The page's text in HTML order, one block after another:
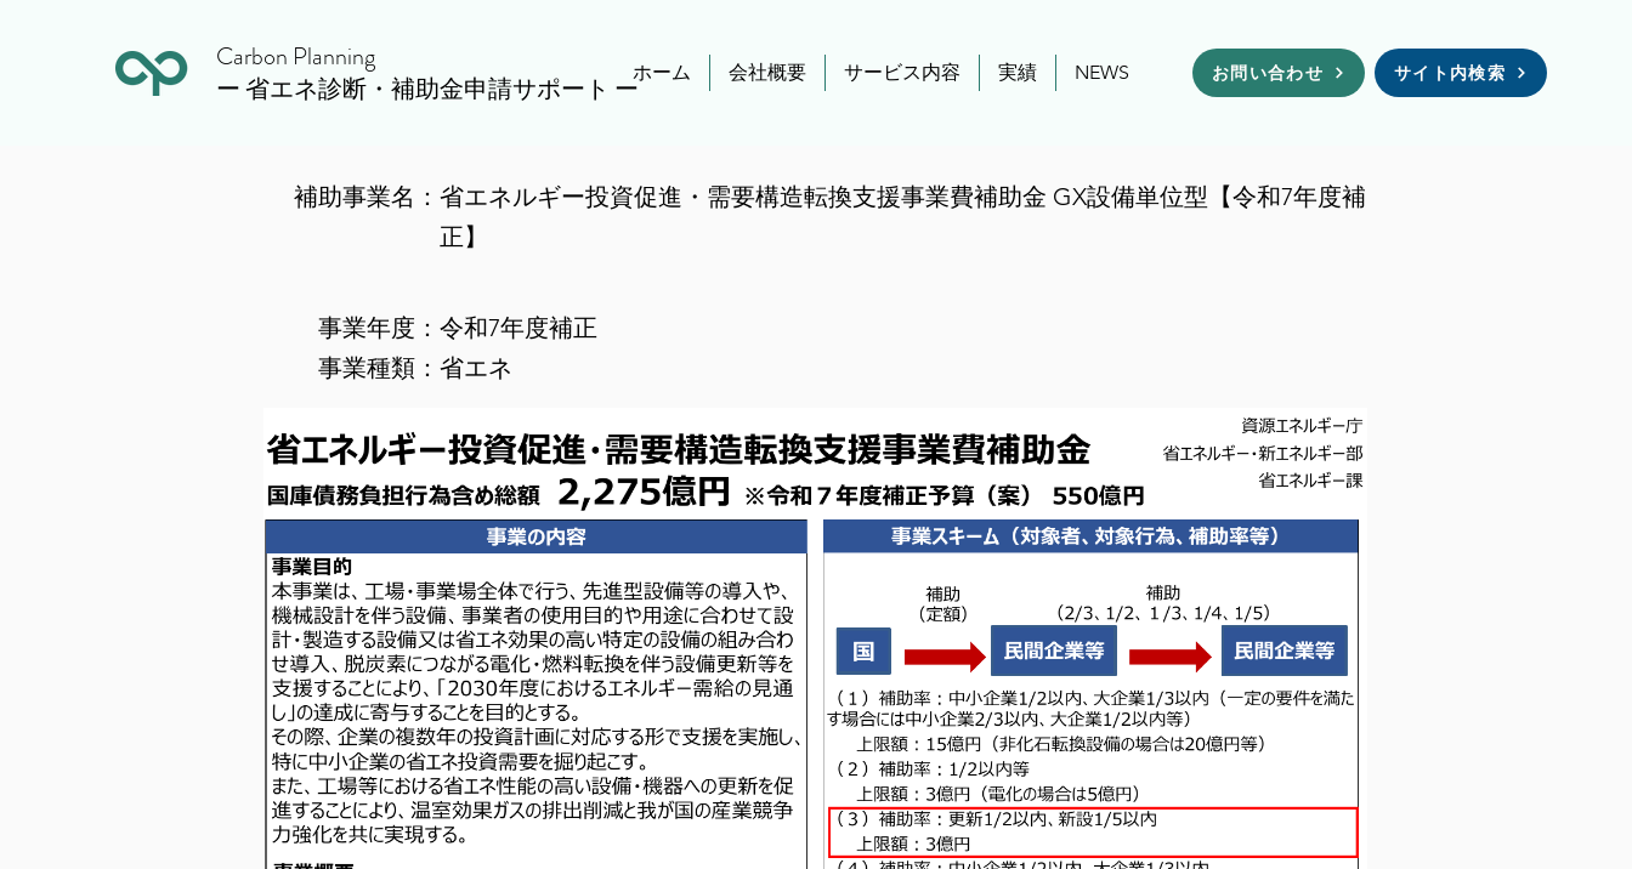
Carbon Planning
ー 省エネ診断・補助金申請サポート ーホーム 会社概要 サービス内容 実績 NEWS お問い合わせ サイト内検索
​補助事業名： 省エネルギー投資促進・需要構造転換支援事業費補助金 GX設備単位型【令和7年度補
正】
​事業年度： 令和7年度補正
​事業種類： 省エネ